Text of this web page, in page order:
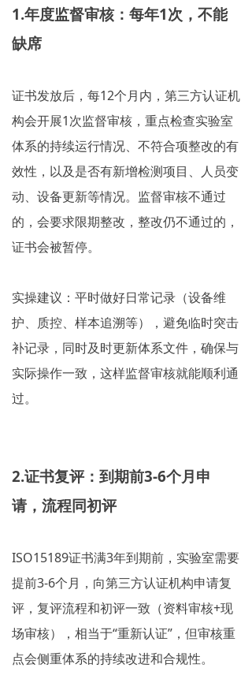
1.年度监督审核：每年1次，不能
缺席
证书发放后，每12个月内，第三方认证机
构会开展1次监督审核，重点检查实验室
体系的持续运行情况、不符合项整改的有
效性，以及是否有新增检测项目、人员变
动、设备更新等情况。监督审核不通过
的，会要求限期整改，整改仍不通过的，
证书会被暂停。
实操建议：平时做好日常记录（设备维
护、质控、样本追溯等），避免临时突击
补记录，同时及时更新体系文件，确保与
实际操作一致，这样监督审核就能顺利通
过。
2.证书复评：到期前3-6个月申
请，流程同初评
ISO15189证书满3年到期前，实验室需要
提前3-6个月，向第三方认证机构申请复
评，复评流程和初评一致（资料审核+现
场审核），相当于“重新认证”，但审核重
点会侧重体系的持续改进和合规性。